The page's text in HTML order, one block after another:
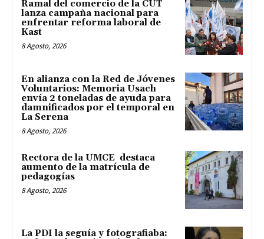
Ramal del comercio de la CUT
lanza campaña nacional para
enfrentar reforma laboral de
Kast
8 Agosto, 2026
En alianza con la Red de Jóvenes
Voluntarios: Memoria Usach
envía 2 toneladas de ayuda para
damnificados por el temporal en
La Serena
8 Agosto, 2026
Rectora de la UMCE destaca
aumento de la matrícula de
pedagogías
8 Agosto, 2026
La PDI la seguía y fotografiaba: